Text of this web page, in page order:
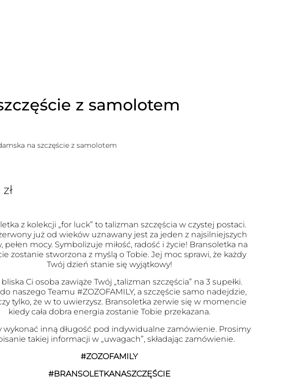
z samolotem
na szczęście z samolotem
zł
z kolekcji „for luck” to talizman szczęścia w czystej postaci.
już od wieków uznawany jest za jeden z najsilniejszych
pełen mocy. Symbolizuje miłość, radość i życie! Bransoletka na
zostanie stworzona z myślą o Tobie. Jej moc sprawi, że każdy
Twój dzień stanie się wyjątkowy!
Ci osoba zawiąże Twój „talizman szczęścia” na 3 supełki.
do naszego Teamu #ZOZOFAMILY, a szczęście samo nadejdzie,
tylko, że w to uwierzysz. Bransoletka zerwie się w momencie
kiedy cała dobra energia zostanie Tobie przekazana.
wykonać inną długość pod indywidualne zamówienie. Prosimy
takiej informacji w „uwagach”, składając zamówienie.
#ZOZOFAMILY
#BRANSOLETKANASZCZĘŚCIE